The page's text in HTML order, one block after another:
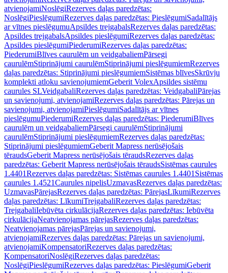
atvienojamiNoslēgiRezerves daļas paredzētas:
NoslēgiPieslēgumiRezerves daļas paredzētas: PieslēgumiSadalītājs
ar vītnes pieslēgumuApsildes trejgabalsRezerves daļas paredzētas:
Apsildes trejgabalsApsildes pieslēgumiRezerves daļas paredzētas:
Apsildes pieslēgumiPiederumiRezerves daļas paredzētas:
PiederumiBlīves caurulēm un veidgabaliemPārsegi
caurulēmStiprinājumi caurulēmStiprinājumi pieslēgumiemRezerves
daļas paredzētas: Stiprinājumi pieslēgumiemSistēmas blīvesSkrūvju
komplekti atloku savienojumiemGeberit VolexApsildes sistēmu
caurules SLVeidgabaliRezerves daļas paredzētas: VeidgabaliPārejas
un savienojumi, atvienojamiRezerves daļas paredzētas: Pārejas un
savienojumi, atvienojamiPieslēgumiSadalītājs ar vītnes
pieslēgumuPiederumiRezerves daļas paredzētas: PiederumiBlīves
caurulēm un veidgabaliemPārsegi caurulēmStiprinājumi
caurulēmStiprinājumi pieslēgumiemRezerves daļas paredzētas:
Stiprinājumi pieslēgumiemGeberit Mapress nerūsējošais
tēraudsGeberit Mapress nerūsējošais tēraudsRezerves daļas
paredzētas: Geberit Mapress nerūsējošais tēraudsSistēmas caurules
1.4401Rezerves daļas paredzētas: Sistēmas caurules 1.4401 Sistēmas
caurules 1.4521Caurules nipelisUzmavasRezerves daļas paredzētas:
UzmavasPārejasRezerves daļas paredzētas: PārejasLīkumiRezerves
daļas paredzētas: LīkumiTrejgabaliRezerves daļas paredzētas:
TrejgabaliIebūvēta cirkulācijaRezerves daļas paredzētas: Iebūvēta
cirkulācijaNeatvienojamas pārejasRezerves daļas paredzētas:
Neatvienojamas pārejasPārejas un savienojumi,
atvienojamiRezerves daļas paredzētas: Pārejas un savienojumi,
atvienojamiKompensatoriRezerves daļas paredzētas:
KompensatoriNoslēgiRezerves daļas paredzētas:
NoslēgiPieslēgumiRezerves daļas paredzētas: PieslēgumiGeberit